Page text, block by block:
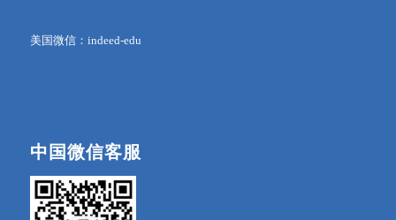
美国微信：indeed-edu
中国微信客服